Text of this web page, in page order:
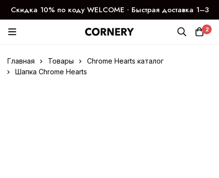
Скидка 10% по коду WELCOME ∙ Быстрая доставка 1–3
дня
2
Главная Товары
Chrome Hearts каталог
Шапка Chrome Hearts